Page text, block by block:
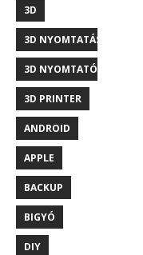
3D
3D NYOMTATÁS
3D NYOMTATÓ
3D PRINTER
ANDROID
APPLE
BACKUP
BIGYÓ
DIY